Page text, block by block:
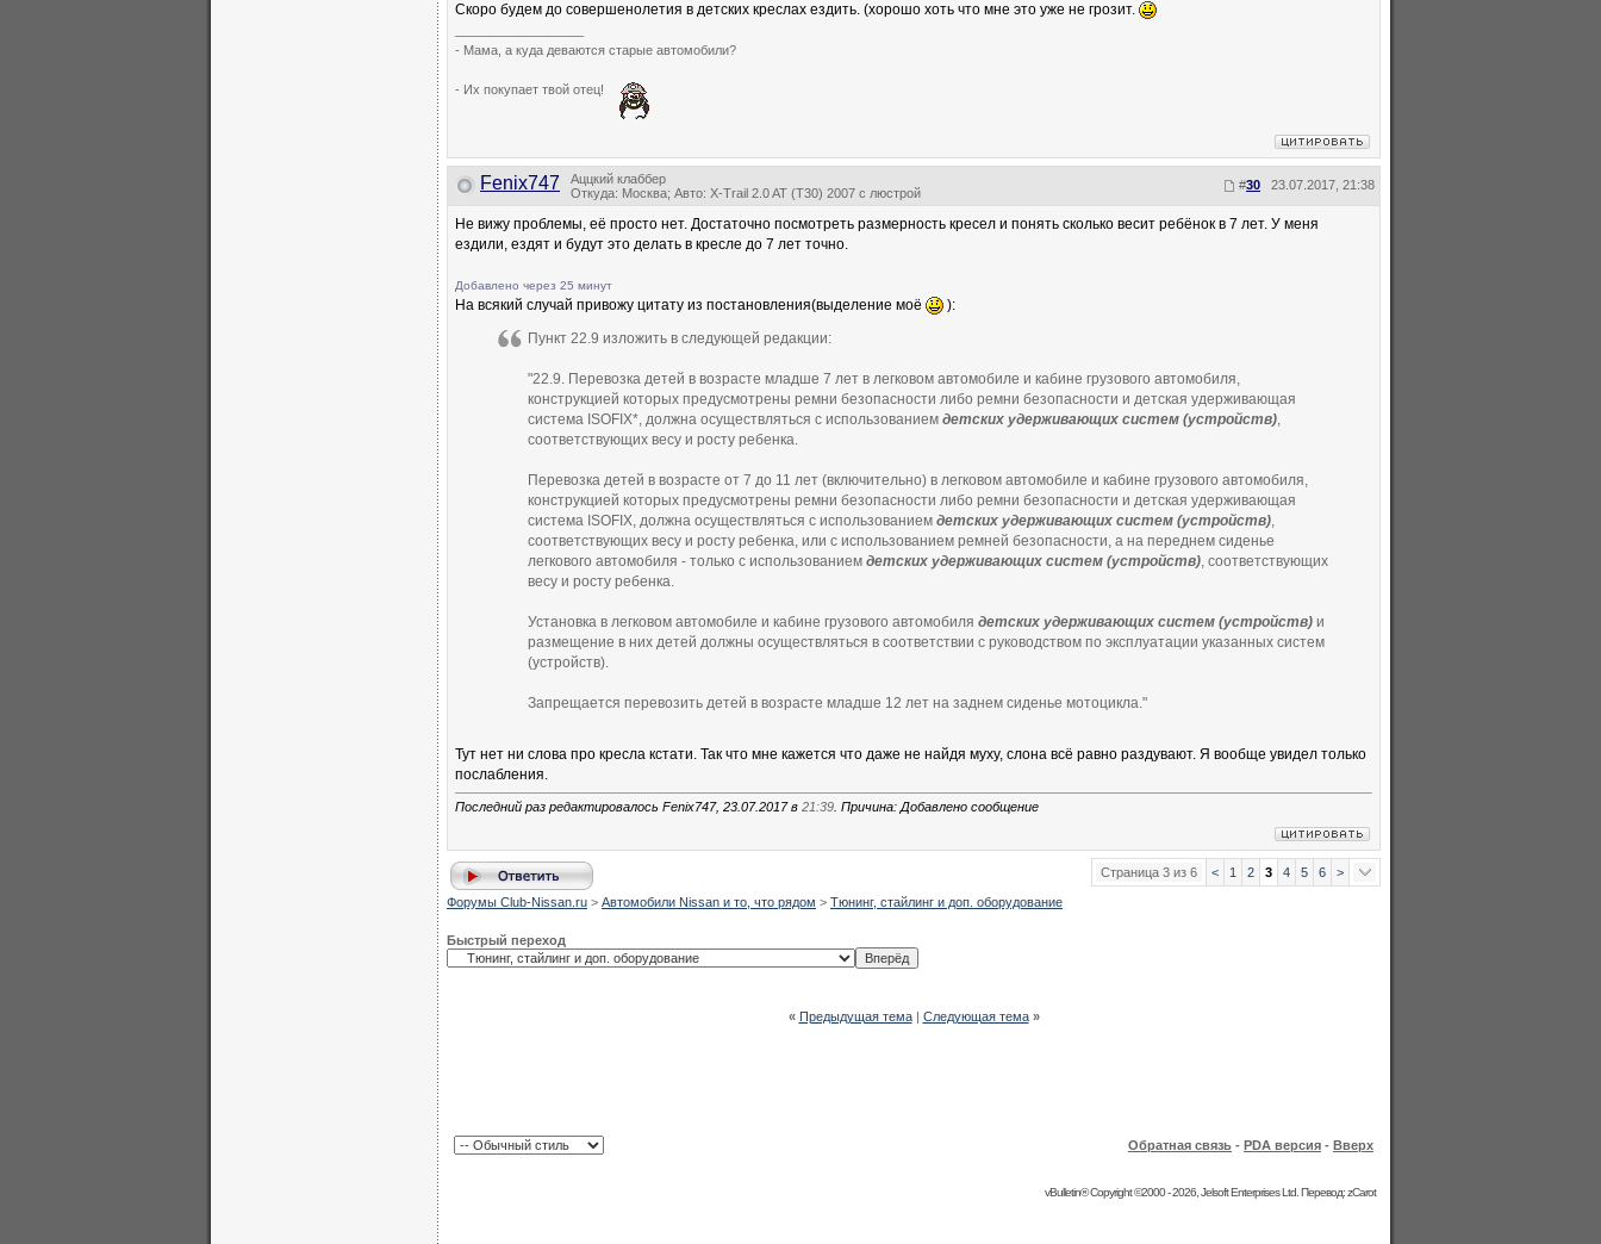
Скоро будем до совершенолетия в детских креслах ездить. (хорошо хоть что мне это уже не грозит.
- Мама, а куда деваются старые автомобили?
- Их покупает твой отец!
Fenix747
Аццкий клаббер
Откуда: Москва; Авто: X-Trail 2.0 AT (T30) 2007 с люстрой
#30 23.07.2017, 21:38
Не вижу проблемы, её просто нет. Достаточно посмотреть размерность кресел и понять сколько весит ребёнок в 7 лет. У меня
ездили, ездят и будут это делать в кресле до 7 лет точно.
Добавлено через 25 минут
На всякий случай привожу цитату из постановления(выделение моё
):
Пункт 22.9 изложить в следующей редакции:
"22.9. Перевозка детей в возрасте младше 7 лет в легковом автомобиле и кабине грузового автомобиля,
конструкцией которых предусмотрены ремни безопасности либо ремни безопасности и детская удерживающая
система ISOFIX*, должна осуществляться с использованием детских удерживающих систем (устройств),
соответствующих весу и росту ребенка.
Перевозка детей в возрасте от 7 до 11 лет (включительно) в легковом автомобиле и кабине грузового автомобиля,
конструкцией которых предусмотрены ремни безопасности либо ремни безопасности и детская удерживающая
система ISOFIX, должна осуществляться с использованием детских удерживающих систем (устройств),
соответствующих весу и росту ребенка, или с использованием ремней безопасности, а на переднем сиденье
легкового автомобиля - только с использованием детских удерживающих систем (устройств), соответствующих
весу и росту ребенка.
Установка в легковом автомобиле и кабине грузового автомобиля детских удерживающих систем (устройств) и
размещение в них детей должны осуществляться в соответствии с руководством по эксплуатации указанных систем
(устройств).
Запрещается перевозить детей в возрасте младше 12 лет на заднем сиденье мотоцикла."
Тут нет ни слова про кресла кстати. Так что мне кажется что даже не найдя муху, слона всё равно раздувают. Я вообще увидел только
послабления.
Последний раз редактировалось Fenix747, 23.07.2017 в 21:39 . Причина: Добавлено сообщение
Страница 3 из 6 < 1 2 3 4 5 6 >
Форумы Club-Nissan.ru > Автомобили Nissan и то, что рядом > Тюнинг, стайлинг и доп. оборудование
Быстрый переход
« Предыдущая тема| Следующая тема »
Обратная связь - PDA версия - Вверх
vBulletin® Copyright ©2000 - 2026, Jelsoft Enterprises Ltd. Перевод: zCarot